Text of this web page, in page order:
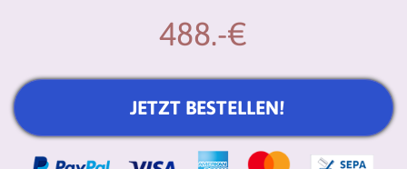
488.-€
JETZT BESTELLEN!